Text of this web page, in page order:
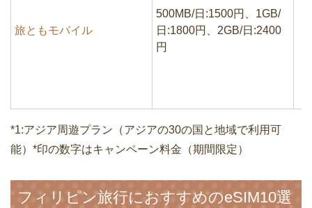
旅ともモバイル
500MB/日:1500円、1GB/
日:1800円、2GB/日:2400
円
*1:アジア周遊プラン（アジアの30の国と地域で利用可
能）*印の数字はキャンペーン料金（期間限定）
フィリピン旅行におすすめのeSIM10選